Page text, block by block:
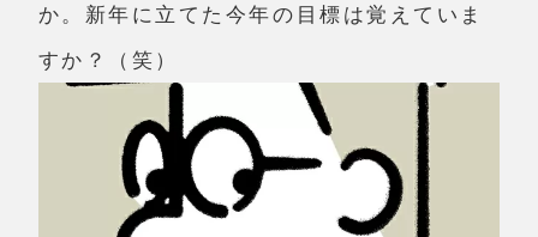
か。新年に立てた今年の目標は覚えていま
すか？（笑）